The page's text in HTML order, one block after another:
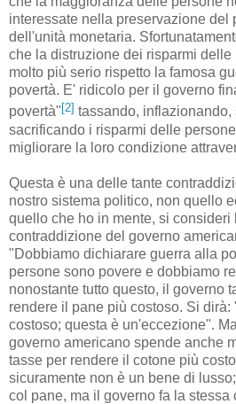
interessate nella preservazione del
dell'unità monetaria.
che la distruzione dei risparmi
molto più serio rispetto la famosa
povertà. E' ridicolo per il governo
povertà"[2] tassando,
sacrificando i risparmi delle
migliorare la loro condizione
Questa è una delle tante
nostro sistema politico, non quello
quello che ho in mente, si consideri
contraddizione del governo
"Dobbiamo dichiarare guerra alla
persone sono povere e dobbiamo
nonostante tutto questo, il governo
rendere il pane più costoso. Si
costoso; questa è un'eccezione". Ma
governo americano spende anche
tasse per rendere il cotone più
sicuramente non è un bene di
col pane, ma il governo fa la stessa